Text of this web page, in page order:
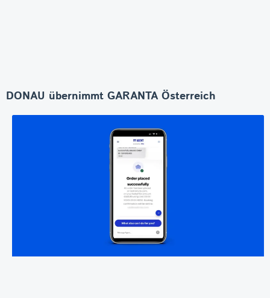
DONAU übernimmt GARANTA Österreich